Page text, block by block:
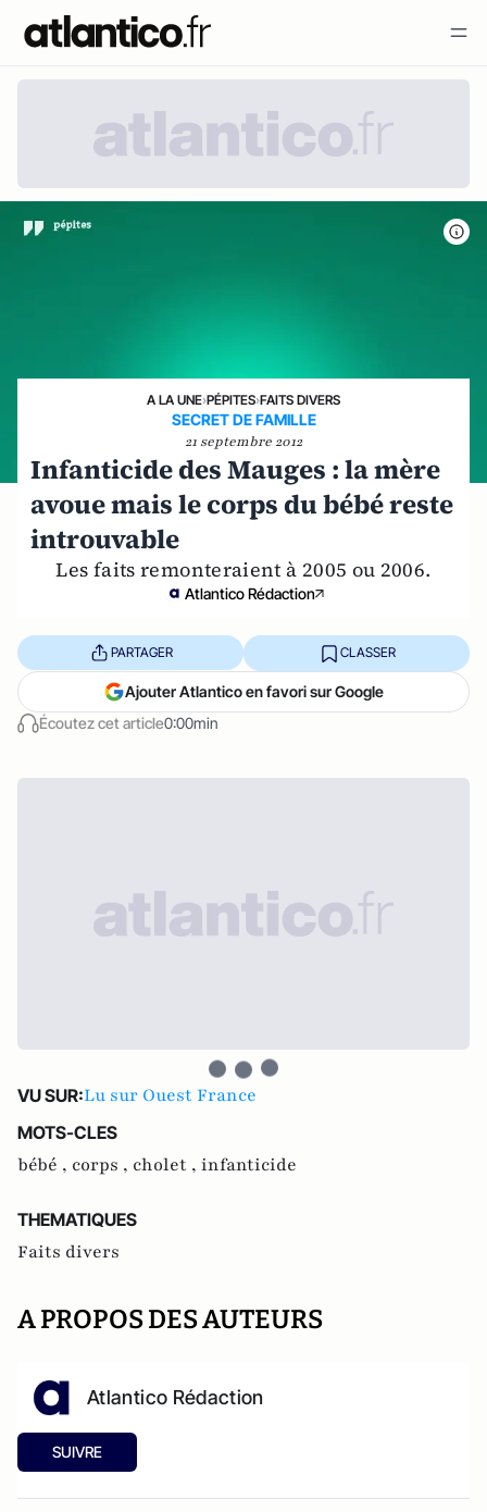
A LA UNE›PÉPITES›FAITS DIVERS
SECRET DE FAMILLE
21 septembre 2012
Infanticide des Mauges : la mère
avoue mais le corps du bébé reste
introuvable
Les faits remonteraient à 2005 ou 2006.
Atlantico Rédaction
Écoutez cet article0:00min
PARTAGER CLASSER
Ajouter Atlantico en favori sur Google
VU SUR:Lu sur Ouest France
MOTS-CLES
bébé , corps , cholet , infanticide
THEMATIQUES
Faits divers
A PROPOS DES AUTEURS
Atlantico Rédaction
SUIVRE